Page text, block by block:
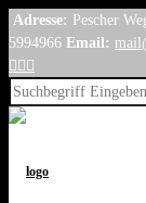
Adresse: Pescher
5994966 Email:
  